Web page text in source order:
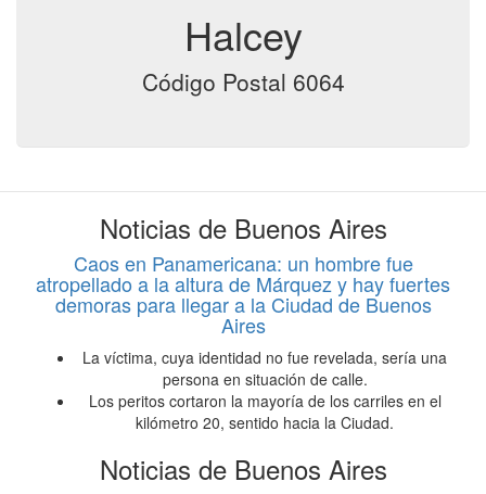
Halcey
Código Postal 6064
Noticias de Buenos Aires
Caos en Panamericana: un hombre fue
atropellado a la altura de Márquez y hay fuertes
demoras para llegar a la Ciudad de Buenos
Aires
La víctima, cuya identidad no fue revelada, sería una
persona en situación de calle.
Los peritos cortaron la mayoría de los carriles en el
kilómetro 20, sentido hacia la Ciudad.
Noticias de Buenos Aires